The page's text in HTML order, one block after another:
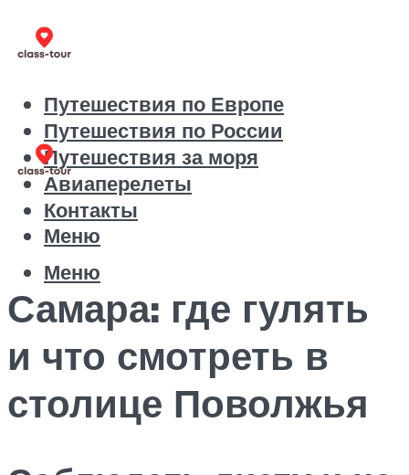
Путешествия по Европе
Путешествия по России
Путешествия за моря
Авиаперелеты
Контакты
Меню
Меню
Самара: где гулять
и что смотреть в
столице Поволжья